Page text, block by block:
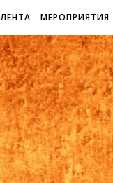
ЛЕНТА МЕРОПРИЯТИЯ